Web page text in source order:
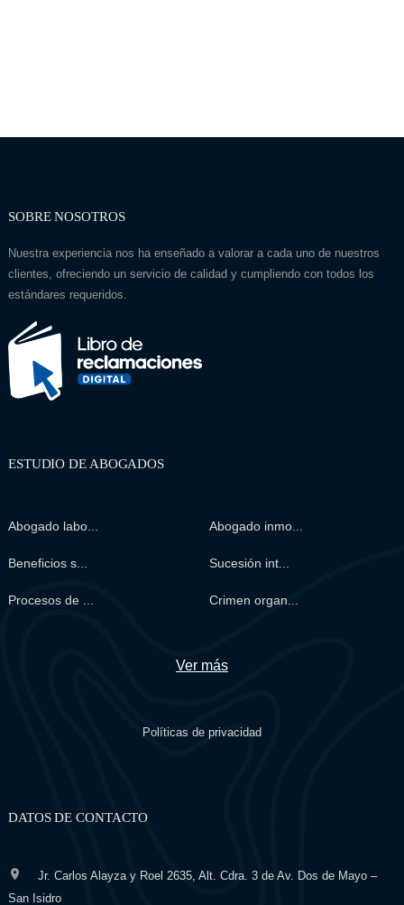
SOBRE NOSOTROS
Nuestra experiencia nos ha enseñado a valorar a cada uno de nuestros
clientes, ofreciendo un servicio de calidad y cumpliendo con todos los
estándares requeridos.
ESTUDIO DE ABOGADOS
Abogado labo... Abogado inmo...
Beneficios s... Sucesión int...
Procesos de ... Crimen organ...
Ver más
Políticas de privacidad
DATOS DE CONTACTO
Jr. Carlos Alayza y Roel 2635, Alt. Cdra. 3 de Av. Dos de Mayo –
San Isidro